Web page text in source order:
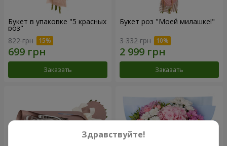
Букет в упаковке "5 красных
роз"
822 грн
Заказать
Букет роз "Моей милашке!"
3 332 грн
Заказать
Здравствуйте!